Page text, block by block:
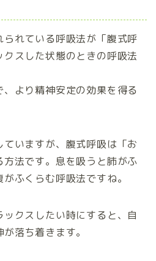
れている呼吸法が「腹式呼
スした状態のときの呼吸法
より精神安定の効果を得る
いますが、腹式呼吸は「お
法です。息を吸うと肺がふ
ふくらむ呼吸法ですね。
クスしたい時にすると、自
落ち着きます。